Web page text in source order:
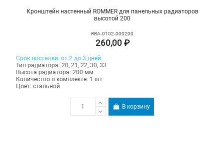
Кронштейн настенный ROMMER для панельных радиаторов
высотой 200
RRA-0102-000200
260,00 ₽
Срок поставки: от 2 до 3 дней
Тип радиатора: 20, 21, 22, 30, 33
Высота радиатора: 200 мм
Количество в комплекте: 1 шт
Цвет: стальной
В корзину